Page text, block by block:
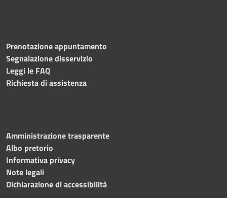
Prenotazione appuntamento
Segnalazione disservizio
Leggi le FAQ
Richiesta di assistenza
Amministrazione trasparente
Albo pretorio
Informativa privacy
Note legali
Dichiarazione di accessibilità